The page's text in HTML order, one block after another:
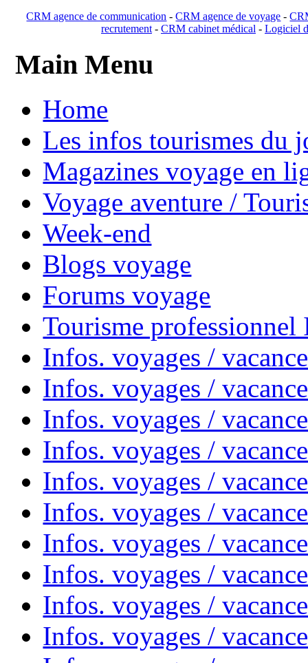
CRM agence de communication -CRM agence de voyage -
recrutement- CRM cabinet médical- Logiciel
Main Menu
Home
Les infos tourismes du
Magazines voyage en
Voyage aventure /
Week-end
Blogs voyage
Forums voyage
Tourisme
Infos. voyages /
Infos. voyages /
Infos. voyages /
Infos. voyages /
Infos. voyages /
Infos. voyages /
Infos. voyages /
Infos. voyages /
Infos. voyages /
Infos. voyages /